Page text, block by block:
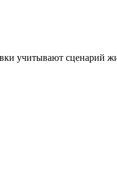
учитывают сценарий